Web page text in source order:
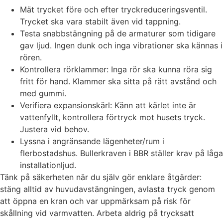
Mät trycket före och efter tryckreduceringsventil.
Trycket ska vara stabilt även vid tappning.
Testa snabbstängning på de armaturer som tidigare
gav ljud. Ingen dunk och inga vibrationer ska kännas i
rören.
Kontrollera rörklammer: Inga rör ska kunna röra sig
fritt för hand. Klammer ska sitta på rätt avstånd och
med gummi.
Verifiera expansionskärl: Känn att kärlet inte är
vattenfyllt, kontrollera förtryck mot husets tryck.
Justera vid behov.
Lyssna i angränsande lägenheter/rum i
flerbostadshus. Bullerkraven i BBR ställer krav på låga
installationljud.
Tänk på säkerheten när du själv gör enklare åtgärder:
stäng alltid av huvudavstängningen, avlasta tryck genom
att öppna en kran och var uppmärksam på risk för
skållning vid varmvatten. Arbeta aldrig på trycksatt